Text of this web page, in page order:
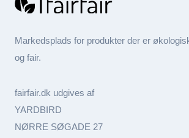
Markedsplads for produkter der er
og fair.
fairfair.dk udgives af
YARDBIRD
NØRRE SØGADE 27